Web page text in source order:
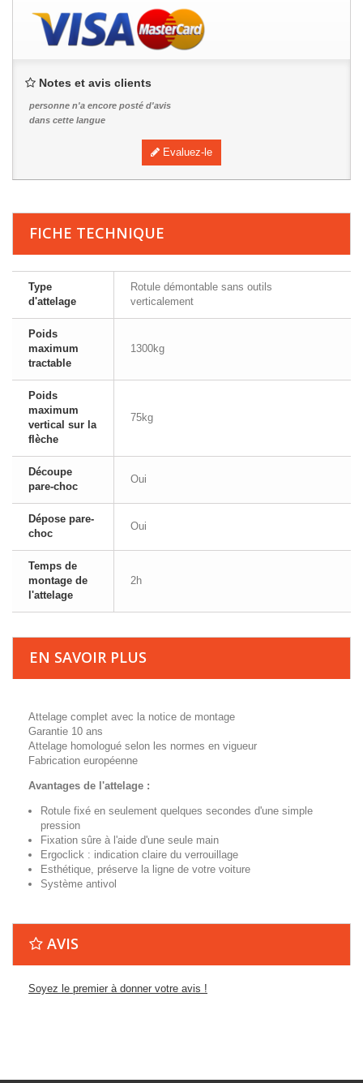
Notes et avis clients
personne n'a encore posté d'avis
dans cette langue
Evaluez-le
FICHE TECHNIQUE
Type
d'attelage
Rotule démontable sans outils
verticalement
Poids
maximum
tractable
1300kg
Poids
maximum
vertical sur la
flèche
75kg
Découpe
pare-choc
Oui
Dépose pare-
choc
Oui
Temps de
montage de
l'attelage
2h
EN SAVOIR PLUS
Attelage complet avec la notice de montage
Garantie 10 ans
Attelage homologué selon les normes en vigueur
Fabrication européenne
Avantages de l'attelage :
Rotule fixé en seulement quelques secondes d'une simple
pression
Fixation sûre à l'aide d'une seule main
Ergoclick : indication claire du verrouillage
Esthétique, préserve la ligne de votre voiture
Système antivol
AVIS
Soyez le premier à donner votre avis !